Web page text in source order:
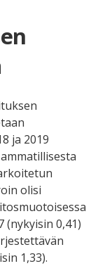
ja 2019
olisi
0,41)
1,33).